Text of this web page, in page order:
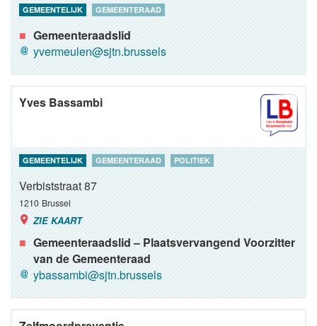
GEMEENTELIJK GEMEENTERAAD
Gemeenteraadslid
yvermeulen@sjtn.brussels
Yves Bassambi
GEMEENTELIJK GEMEENTERAAD POLITIEK
Verbiststraat 87
1210 Brussel
ZIE KAART
Gemeenteraadslid – Plaatsvervangend Voorzitter
van de Gemeenteraad
ybassambi@sjtn.brussels